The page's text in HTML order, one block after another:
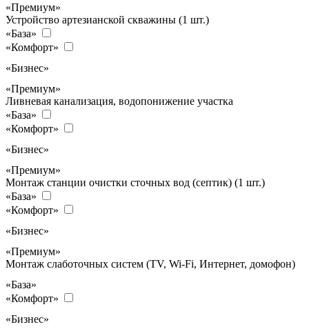
«Премиум»
Устройство артезианской скважины (1 шт.)
«База»
«Комфорт»
«Бизнес»
«Премиум»
Ливневая канализация, водопонижение участка
«База»
«Комфорт»
«Бизнес»
«Премиум»
Монтаж станции очистки сточных вод (септик) (1 шт.)
«База»
«Комфорт»
«Бизнес»
«Премиум»
Монтаж слаботочных систем (TV, Wi-Fi, Интернет, домофон)
«База»
«Комфорт»
«Бизнес»